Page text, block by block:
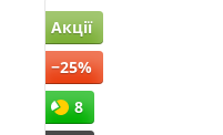
Акції
−25%
8